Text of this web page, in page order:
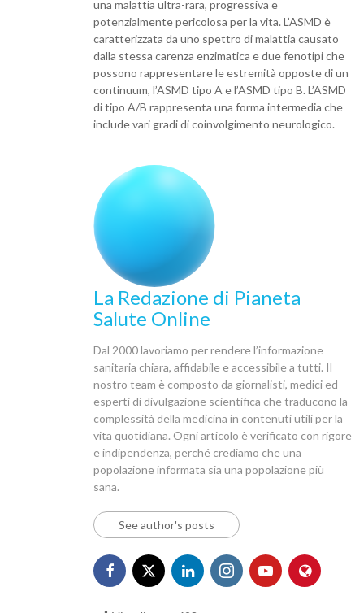
una malattia ultra-rara, progressiva e
potenzialmente pericolosa per la vita. L’ASMD è
caratterizzata da uno spettro di malattia causato
dalla stessa carenza enzimatica e due fenotipi che
possono rappresentare le estremità opposte di un
continuum, l’ASMD tipo A e l’ASMD tipo B. L’ASMD
di tipo A/B rappresenta una forma intermedia che
include vari gradi di coinvolgimento neurologico.
La Redazione di Pianeta
Salute Online
Dal 2000 lavoriamo per rendere l’informazione
sanitaria chiara, affidabile e accessibile a tutti. Il
nostro team è composto da giornalisti, medici ed
esperti di divulgazione scientifica che traducono la
complessità della medicina in contenuti utili per la
vita quotidiana. Ogni articolo è verificato con rigore
e indipendenza, perché crediamo che una
popolazione informata sia una popolazione più
sana.
See author's posts